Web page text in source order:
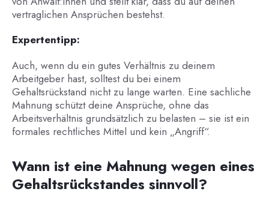
vertraglichen Ansprüchen bestehst.
Expertentipp:
Auch, wenn du ein gutes Verhältnis zu deinem
Arbeitgeber hast, solltest du bei einem
Gehaltsrückstand nicht zu lange warten. Eine sachliche
Mahnung schützt deine Ansprüche, ohne das
Arbeitsverhältnis grundsätzlich zu belasten – sie ist ein
formales rechtliches Mittel und kein „Angriff“.
Wann ist eine Mahnung wegen eines
Gehaltsrückstandes sinnvoll?